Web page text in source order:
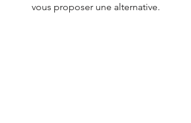
vous proposer une alternative.